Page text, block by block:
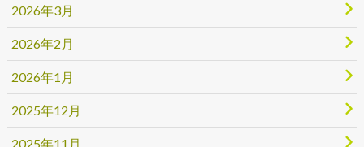
2026年3月
2026年2月
2026年1月
2025年12月
2025年11月